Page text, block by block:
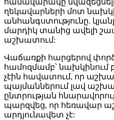
համավարակը
ղեկավարների մոտ
անհանգստությունը.
մարդիկ տանից ավելի
աշխատում:
Վաճառքի հարցերով
համոզմամբ՝
չէին հավատում, որ
պայմաններում լավ
ընտրության
պարզվեց, որ հեռավար
արդյունավետ չէ: